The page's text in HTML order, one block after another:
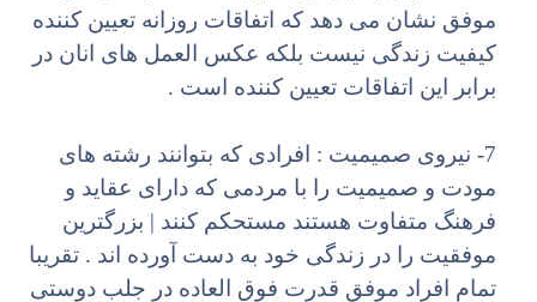
موفق نشان می دهد که اتفاقات روزانه تعیین کننده
کیفیت زندگی نیست بلکه عکس العمل های انان در
برابر این اتفاقات تعیین کننده است .
7- نیروی صمیمیت : افرادی که بتوانند رشته های
مودت و صمیمیت را با مردمی که دارای عقاید و
فرهنگ متفاوت هستند مستحکم کنند | بزرگترین
موفقیت را در زندگی خود به دست آورده اند . تقریبا
تمام افراد موفق قدرت فوق العاده در جلب دوستی